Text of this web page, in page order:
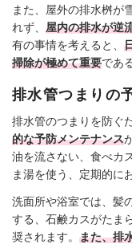
また、屋外の排水桝が
れず、 屋内の排水が逆
有の事情を考えると、
掃除が極めて重要であ
排水管つまりの
排水管のつまりを防ぐ
的な予防メンテナンス
油を流さない、食べカ
ま湯を使う、定期的に
洗面所や浴室では、髪
する、石鹸カスがたま
奨されます。 また、排